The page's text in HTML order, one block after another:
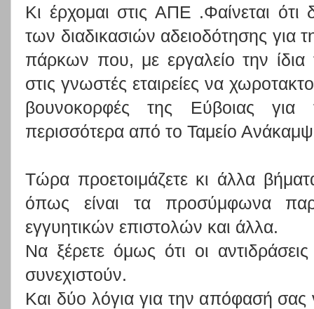
Κι έρχομαι στις ΑΠΕ .Φαίνεται
των διαδικασιών αδειοδότησης για
πάρκων που, με εργαλείο την ίδια
στις γνωστές εταιρείες να
βουνοκορφές της Εύβοιας
περισσότερα από το Ταμείο
Τώρα προετοιμάζετε κι άλλα
όπως είναι τα προσύμφωνα
εγγυητικών επιστολών και άλλα.
Να ξέρετε όμως ότι οι
συνεχιστούν.
Και δύο λόγια για την απόφασή σας